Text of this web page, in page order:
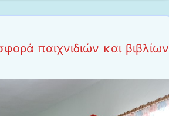
παιχνιδιών και βιβλίων